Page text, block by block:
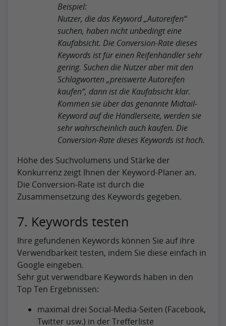
Beispiel:
Nutzer, die das Keyword „Autoreifen“
suchen, haben nicht unbedingt eine
Kaufabsicht. Die Conversion-Rate dieses
Keywords ist für einen Reifenhändler sehr
gering. Suchen die Nutzer aber mit den
Schlagworten „preiswerte Autoreifen
kaufen“, dann ist die Kaufabsicht klar.
Kommen sie über das genannte Midtail-
Keyword auf die Händlerseite, werden sie
sehr wahrscheinlich auch kaufen. Die
Conversion-Rate dieses Keywords ist hoch.
Höhe des Suchvolumens und Stärke der
Konkurrenz zeigt Ihnen der Keyword-Planer an.
Die Conversion-Rate ist durch die
Zusammensetzung des Keywords gegeben.
7. Keywords testen
Ihre gefundenen Keywords können Sie auf ihre
Verwendbarkeit testen, indem Sie diese einfach in
Google eingeben.
Sehr gut verwendbare Keywords haben in den
Top Ten Ergebnissen:
maximal drei Social-Media-Seiten (Facebook,
Twitter usw.) in der Trefferliste